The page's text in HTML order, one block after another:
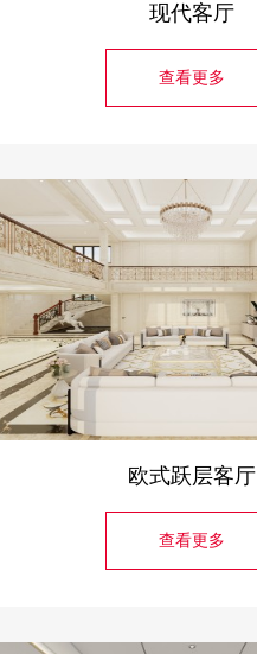
现代客厅
查看更多
欧式跃层客厅
查看更多